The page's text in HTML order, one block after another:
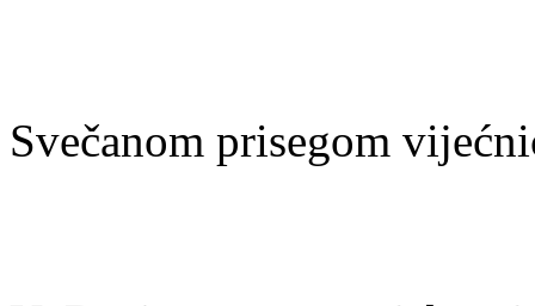
Svečanom prisegom